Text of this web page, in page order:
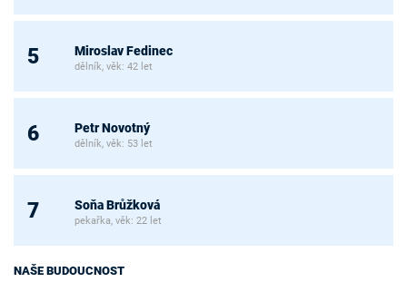
5 Miroslav Fedinec
dělník, věk: 42 let
6 Petr Novotný
dělník, věk: 53 let
7 Soňa Brůžková
pekařka, věk: 22 let
NAŠE BUDOUCNOST